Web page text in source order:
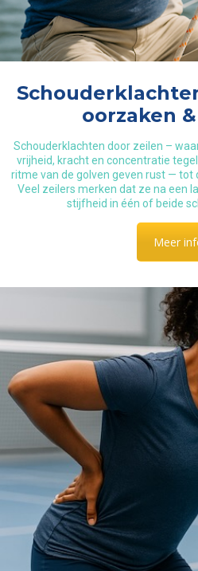
oorzaken
Schouderklachten door zeilen –
vrijheid, kracht en concentratie
ritme van de golven geven rust — tot
Veel zeilers merken dat ze na een
stijfheid in één of beide
Meer